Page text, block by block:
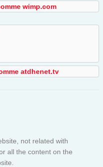
wimp.com
atdhenet.tv
not related with
all the content on the